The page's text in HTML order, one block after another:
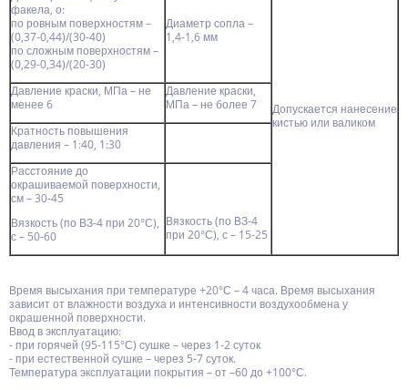
факела, о:
по ровным поверхностям –
(0,37-0,44)/(30-40)
по сложным поверхностям –
(0,29-0,34)/(20-30)
Диаметр сопла –
1,4-1,6 мм
Допускается нанесение
кистью или валиком
Давление краски, МПа – не
менее 6
Давление краски,
МПа – не более 7
Кратность повышения
давления – 1:40, 1:30
Расстояние до
окрашиваемой поверхности,
см – 30-45
Вязкость (по ВЗ-4 при 20°С),
с – 50-60
Вязкость (по ВЗ-4
при 20°С), с – 15-25
Время высыхания при температуре +20°С – 4 часа. Время высыхания
зависит от влажности воздуха и интенсивности воздухообмена у
окрашенной поверхности.
Ввод в эксплуатацию:
- при горячей (95-115°С) сушке – через 1-2 суток
- при естественной сушке – через 5-7 суток.
Температура эксплуатации покрытия – от –60 до +100°С.